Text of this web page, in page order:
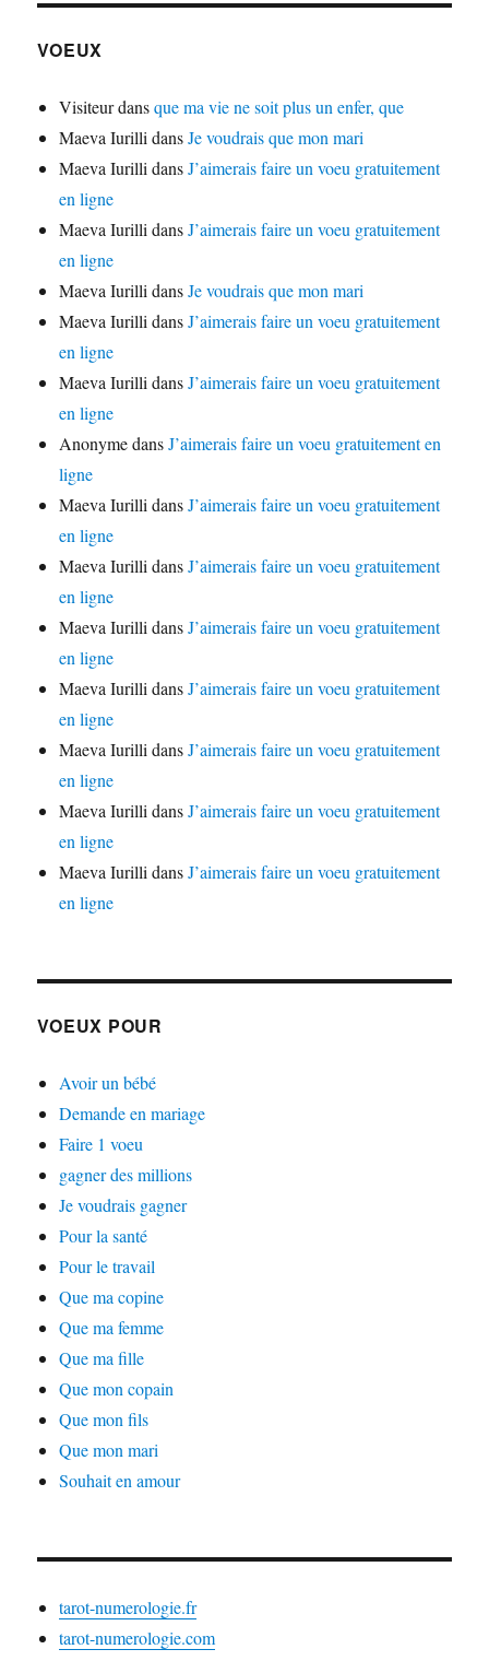
VOEUX
Visiteurdansque ma vie ne soit plus un enfer, que
Maeva Iurilli dansJe voudrais que mon mari
Maeva Iurilli dansJ’aimerais faire un voeu gratuitement
en ligne
Maeva Iurilli dansJ’aimerais faire un voeu gratuitement
en ligne
Maeva Iurilli dansJe voudrais que mon mari
Maeva Iurilli dansJ’aimerais faire un voeu gratuitement
en ligne
Maeva Iurilli dansJ’aimerais faire un voeu gratuitement
en ligne
AnonymedansJ’aimerais faire un voeu gratuitement en
ligne
Maeva Iurilli dansJ’aimerais faire un voeu gratuitement
en ligne
Maeva Iurilli dansJ’aimerais faire un voeu gratuitement
en ligne
Maeva Iurilli dansJ’aimerais faire un voeu gratuitement
en ligne
Maeva Iurilli dansJ’aimerais faire un voeu gratuitement
en ligne
Maeva Iurilli dansJ’aimerais faire un voeu gratuitement
en ligne
Maeva Iurilli dansJ’aimerais faire un voeu gratuitement
en ligne
Maeva Iurilli dansJ’aimerais faire un voeu gratuitement
en ligne
VOEUX POUR
Avoir un bébé
Demande en mariage
Faire 1 voeu
gagner des millions
Je voudrais gagner
Pour la santé
Pour le travail
Que ma copine
Que ma femme
Que ma fille
Que mon copain
Que mon fils
Que mon mari
Souhait en amour
tarot-numerologie.fr
tarot-numerologie.com